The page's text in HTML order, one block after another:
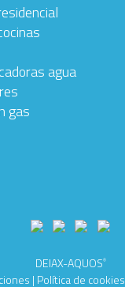
agua
gas
DEIAX-AQUOS®
| Política de cookies